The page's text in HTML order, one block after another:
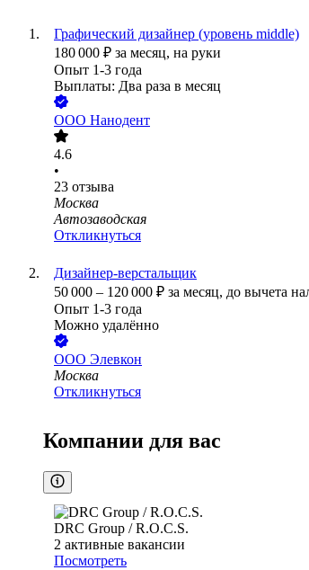
Графический дизайнер (уровень middle)
180 000 ₽ за месяц, на руки
Опыт 1-3 года
Выплаты: Два раза в месяц
ООО Нанодент
4.6
•
23 отзыва
Москва
Автозаводская
Откликнуться
Дизайнер-верстальщик
50 000 – 120 000 ₽ за месяц, до вычета
Опыт 1-3 года
Можно удалённо
ООО Элевкон
Москва
Откликнуться
Компании для вас
DRC Group / R.O.C.S.
2 активные вакансии
Посмотреть